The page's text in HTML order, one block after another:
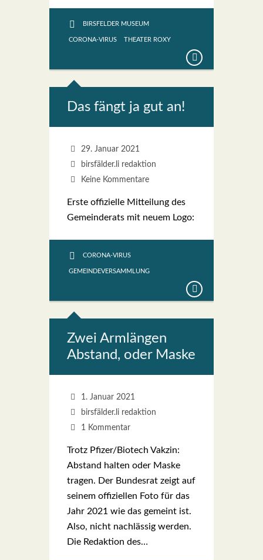
BIRSFELDER MUSEUM
CORONA-VIRUS THEATER ROXY
Das fängt ja gut an!
29. Januar 2021
birsfälder.li redaktion
Keine Kommentare
Ers­te offi­zi­el­le Mit­tei­lung des
Gemein­de­rats mit neu­em Logo:
CORONA-VIRUS
GEMEINDEVERSAMMLUNG
Zwei Arm­län­gen
Abstand, oder Mas­ke
1. Januar 2021
birsfälder.li redaktion
1 Kommentar
Trotz Pfizer/Biotech Vak­zin:
Abstand hal­ten oder Mas­ke
tra­gen. Der Bun­des­rat zeigt auf
sei­nem offi­zi­el­len Foto für das
Jahr 2021 wie das gemeint ist.
Also, nicht nach­läs­sig wer­den.
Die Redak­ti­on des…